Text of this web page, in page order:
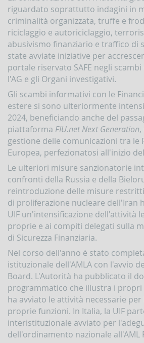
AntiRiciclaggio
Aggregate
(SARA)
Comunicazioni
oggettive
(OGG)
Dichiarazioni
operazioni
in
oro
(ORO)
Comunicazioni
sanzioni
finanziarie
Russia
Bielorussia
(DEPRU,
TRU,
RUS,
CBR)
Accesso
al
portale
Infostat-
UIF
istruzioni
riguardato soprattutto indagini in
criminalità organizzata, truffe e
riciclaggio e autoriciclaggio,
abusivismo finanziario e traffico di
state avviate iniziative per
portale riservato SAFE negli
l'AG e gli Organi investigativi.
Gli scambi informativi con le
estere si sono ulteriormente
2024, beneficiando anche del
piattaforma FIU.net Next Generation
gestione delle comunicazioni tra le
Europea, perfezionatosi all'inizio
Le ulteriori misure sanzionatorie
confronti della Russia e della
reintroduzione delle misure
di proliferazione nucleare dell'Iran
UIF un'intensificazione dell'attività
proprie e ai compiti delegati sulla
di Sicurezza Finanziaria.
Nel corso dell'anno è stato
istituzionale dell'AMLA con l'avvio
Board. L'Autorità ha pubblicato il
programmatico che illustra i
ha avviato le attività necessarie per
proprie funzioni. In Italia, la UIF
interistituzionale avviato per
dell'ordinamento nazionale all'AML